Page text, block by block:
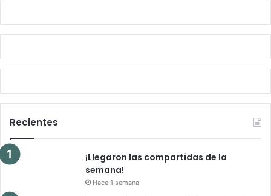
Recientes
¡Llegaron las compartidas de la
semana!
Hace 1 semana